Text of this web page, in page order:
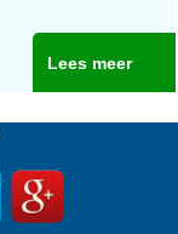
Lees meer